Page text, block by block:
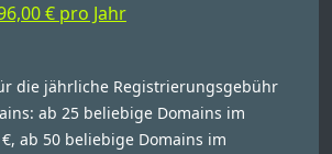
€ pro Jahr
die jährliche Registrierungsgebühr
ab 25 beliebige Domains im
ab 50 beliebige Domains im